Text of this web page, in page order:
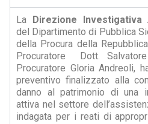
La Direzione Investigativa
del Dipartimento di Pubblica
della Procura della
Procuratore Dott.
Procuratore Gloria Andreoli,
preventivo finalizzato alla
danno al patrimonio di una
attiva nel settore
indagata per i reati di